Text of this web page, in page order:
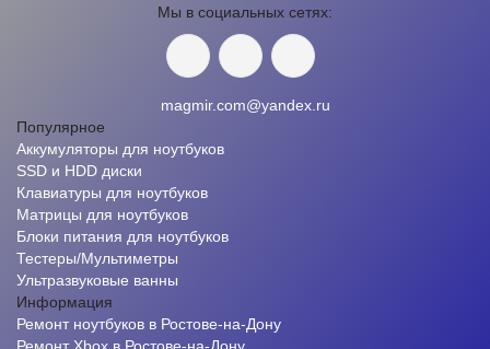
Мы в социальных сетях:
magmir.com@yandex.ru
Популярное
Аккумуляторы для ноутбуков
SSD и HDD диски
Клавиатуры для ноутбуков
Матрицы для ноутбуков
Блоки питания для ноутбуков
Тестеры/Мультиметры
Ультразвуковые ванны
Информация
Ремонт ноутбуков в Ростове-на-Дону